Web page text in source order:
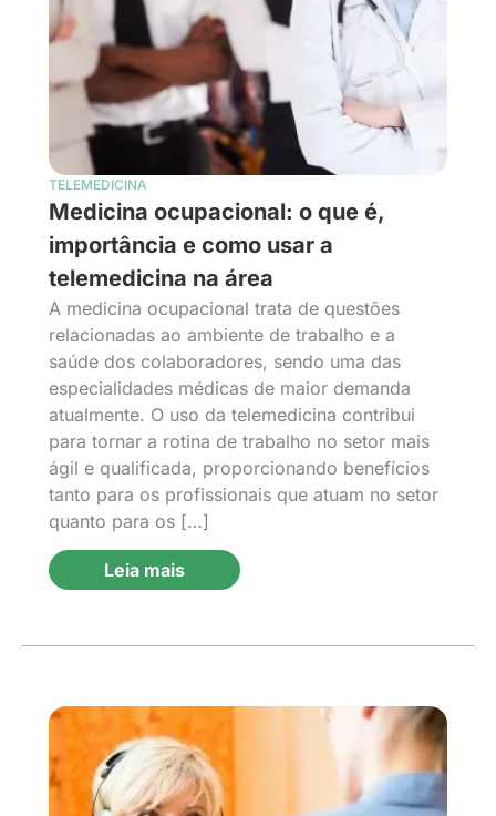
TELEMEDICINA
Medicina ocupacional: o que é,
importância e como usar a
telemedicina na área
A medicina ocupacional trata de questões
relacionadas ao ambiente de trabalho e a
saúde dos colaboradores, sendo uma das
especialidades médicas de maior demanda
atualmente. O uso da telemedicina contribui
para tornar a rotina de trabalho no setor mais
ágil e qualificada, proporcionando benefícios
tanto para os profissionais que atuam no setor
quanto para os […]
Leia mais